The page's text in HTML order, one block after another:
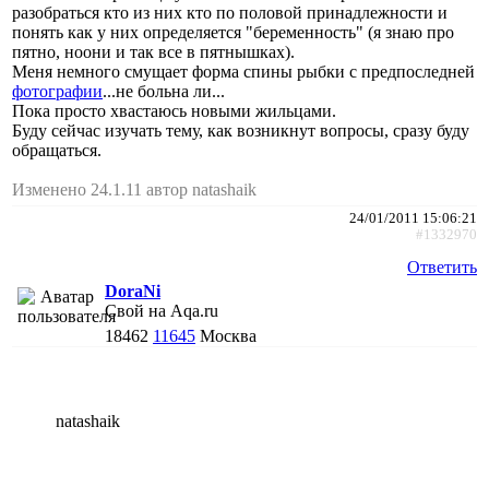
разобраться кто из них кто по половой принадлежности и
понять как у них определяется "беременность" (я знаю про
пятно, ноони и так все в пятнышках).
Меня немного смущает форма спины рыбки с предпоследней
фотографии...не больна ли...
Пока просто хвастаюсь новыми жильцами.
Буду сейчас изучать тему, как возникнут вопросы, сразу буду
обращаться.
Изменено 24.1.11 автор natashaik
24/01/2011 15:06:21
#1332970
Ответить
DoraNi
Свой на Aqa.ru
18462 11645 Москва
natashaik